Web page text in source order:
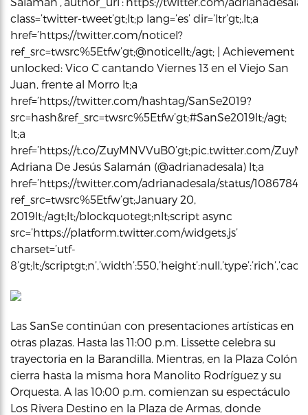
class=’twitter-tweet’gt;lt;p lang=’es’ dir=’ltr’gt;.lt;a
href=’https://twitter.com/noticel?
ref_src=twsrc%5Etfw’gt;@noticellt;/agt; | Achievement
unlocked: Vico C cantando Viernes 13 en el Viejo San
Juan, frente al Morro lt;a
href=’https://twitter.com/hashtag/SanSe2019?
src=hash&ref_src=twsrc%5Etfw’gt;#SanSe2019lt;/agt;
lt;a
href=’https://t.co/ZuyMNVVuB0’gt;pic.twitter.com/
Adriana De Jesús Salamán (@adrianadesala) lt;a
href=’https://twitter.com/adrianadesala/status/
ref_src=twsrc%5Etfw’gt;January 20,
2019lt;/agt;lt;/blockquotegt;nlt;script async
src=’https://platform.twitter.com/widgets.js’
charset=’utf-
8’gt;lt;/
Las SanSe continúan con presentaciones artísticas en
otras plazas. Hasta las 11:00 p.m. Lissette celebra su
trayectoria en la Barandilla. Mientras, en la Plaza Colón
cierra hasta la misma hora Manolito Rodríguez y su
Orquesta. A las 10:00 p.m. comienzan su espectáculo
Los Rivera Destino en la Plaza de Armas, donde